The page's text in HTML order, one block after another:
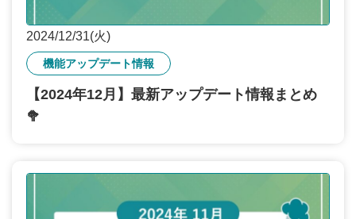
2024/12/31(火)
機能アップデート情報
【2024年12月】最新アップデート情報まとめ
🥦